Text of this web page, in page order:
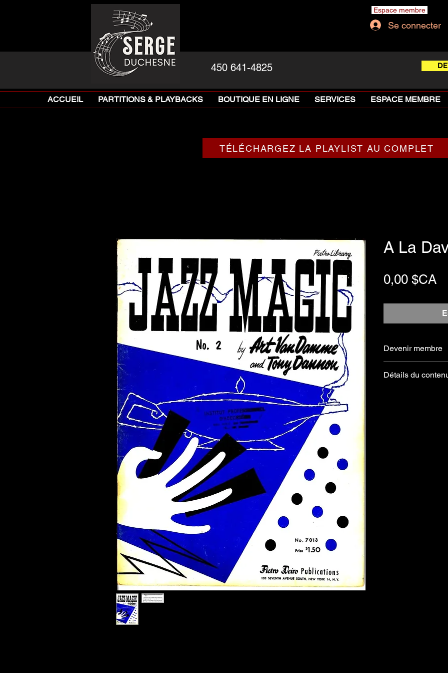
450 641-4825
Se connecter
Espace membre
ACCUEIL PARTITIONS & PLAYBACKS BOUTIQUE EN LIGNE SERVICES ESPACE MEMBRE
TÉLÉCHARGEZ LA PLAYLIST AU COMPLET
A La
0,00 $CA
Devenir membre
Détails du